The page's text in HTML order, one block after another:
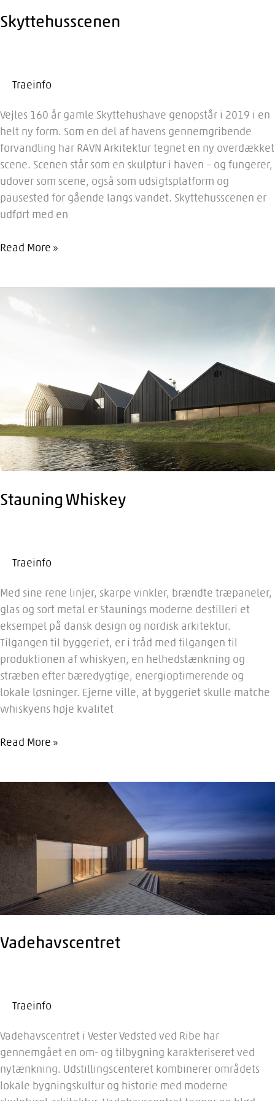
Skyttehusscenen
Traeinfo
Vejles 160 år gamle Skyttehushave genopstår i 2019 i en
helt ny form. Som en del af havens gennemgribende
forvandling har RAVN Arkitektur tegnet en ny overdækket
scene. Scenen står som en skulptur i haven – og fungerer,
udover som scene, også som udsigtsplatform og
pausested for gående langs vandet. Skyttehusscenen er
udført med en
Skyttehusscenen
Read More »
Stauning Whiskey
Traeinfo
Med sine rene linjer, skarpe vinkler, brændte træpaneler,
glas og sort metal er Staunings moderne destilleri et
eksempel på dansk design og nordisk arkitektur.
Tilgangen til byggeriet, er i tråd med tilgangen til
produktionen af whiskyen, en helhedstænkning og
stræben efter bæredygtige, energioptimerende og
lokale løsninger. Ejerne ville, at byggeriet skulle matche
whiskyens høje kvalitet
Stauning
Read More »
Vadehavscentret
Traeinfo
Vadehavscentret i Vester Vedsted ved Ribe har
gennemgået en om- og tilbygning karakteriseret ved
nytænkning. Udstillingscenteret kombinerer områdets
lokale bygningskultur og historie med moderne